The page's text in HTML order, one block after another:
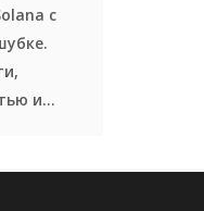
с
и